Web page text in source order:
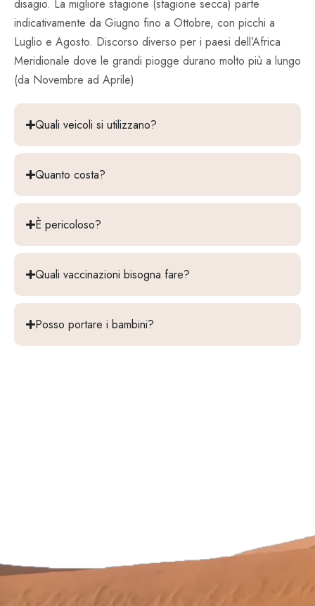
disagio. La migliore stagione (stagione secca) parte
indicativamente da Giugno fino a Ottobre, con picchi a
Luglio e Agosto. Discorso diverso per i paesi dell’Africa
Meridionale dove le grandi piogge durano molto più a lungo
(da Novembre ad Aprile)
Quali veicoli si utilizzano?
Quanto costa?
È pericoloso?
Quali vaccinazioni bisogna fare?
Posso portare i bambini?